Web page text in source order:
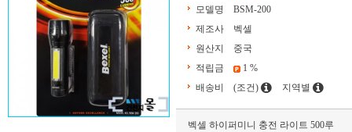
모델명
BSM-200
제조사
벡셀
원산지
중국
적립금
1 %
배송비
(조건) 지역별
벡셀 하이퍼미니 충전 라이트 500루